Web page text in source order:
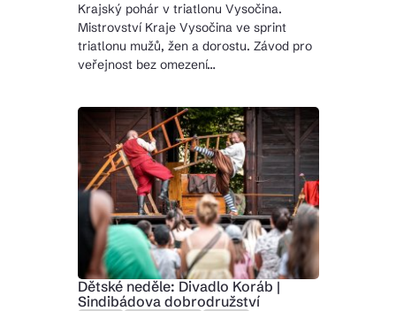
Krajský pohár v triatlonu Vysočina.
Mistrovství Kraje Vysočina ve sprint
triatlonu mužů, žen a dorostu. Závod pro
veřejnost bez omezení…
Dětské neděle: Divadlo Koráb |
Sindibádova dobrodružství